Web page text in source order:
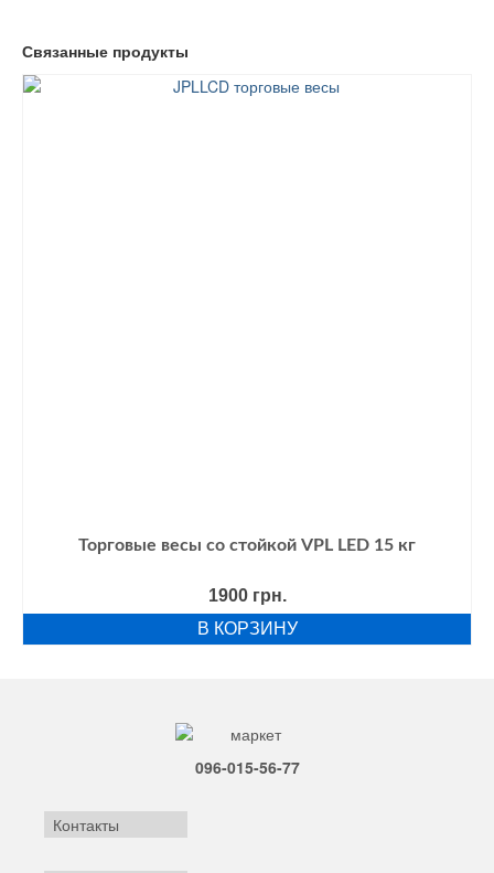
Связанные продукты
Торговые весы со стойкой VPL LED 15 кг
1900 грн.
В КОРЗИНУ
096-015-56-77
Контакты